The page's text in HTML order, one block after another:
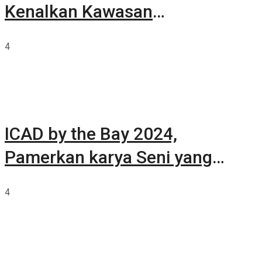
Kenalkan Kawasan
4
ICAD by the Bay 2024,
Pamerkan karya Seni yang
4